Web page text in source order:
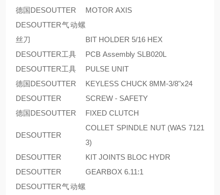
德国DESOUTTER
MOTOR AXIS
DESOUTTER气动螺
丝刀
BIT HOLDER 5/16 HEX
DESOUTTER工具
PCB Assembly SLB020L
DESOUTTER工具
PULSE UNIT
德国DESOUTTER
KEYLESS CHUCK 8MM-3/8"x24
DESOUTTER
SCREW - SAFETY
德国DESOUTTER
FIXED CLUTCH
DESOUTTER
COLLET SPINDLE NUT (WAS 7121
3)
DESOUTTER
KIT JOINTS BLOC HYDR
DESOUTTER
GEARBOX 6.11:1
DESOUTTER气动螺